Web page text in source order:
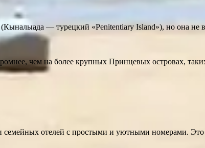
— турецкий «Penitentiary Island»), но она не
чем на более крупных Принцевых островах,
семейных отелей с простыми и уютными номерами.